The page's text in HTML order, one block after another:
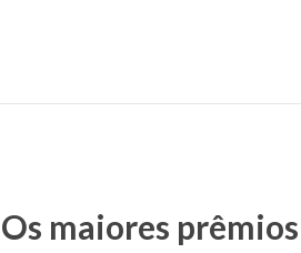
Os maiores prêmios